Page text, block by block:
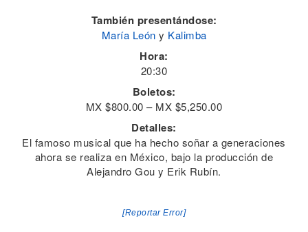
También presentándose:
María León y Kalimba
Hora:
20:30
Boletos:
MX $800.00 – MX $5,250.00
Detalles:
El famoso musical que ha hecho soñar a generaciones
ahora se realiza en México, bajo la producción de
Alejandro Gou y Erik Rubín.
[Reportar Error]